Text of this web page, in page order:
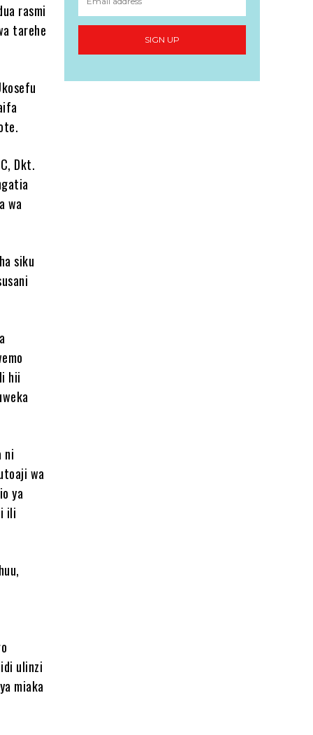
rasmi
tarehe
Dkt.
wa
siku
hii
ni
wa
ya
ili
ulinzi
miaka
SIGN UP